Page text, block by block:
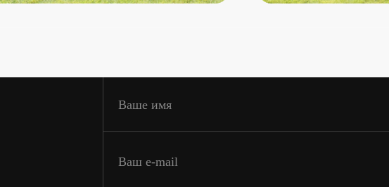
Оставить заявку
Нажимая кнопку “Оставить заявку” вы соглашаетесь сполитикой обработки данных